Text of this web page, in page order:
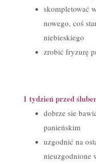
skompletować
nowego, coś
niebieskiego
zrobić fryzurę
1 tydzień przed
dobrze sie
panieńskim
uzgodnić na
nieuzgodnione